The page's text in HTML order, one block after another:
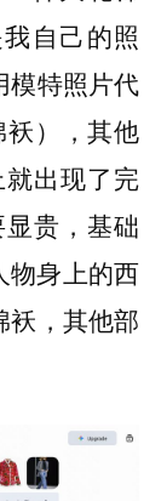
自己的照
模特照片代
），其他
出现了完
贵，基础
物身上的西
袄，其他部